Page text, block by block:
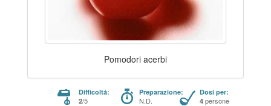
Pomodori acerbi
Difficoltá:
2/5
Preparazione:
N.D.
Dosi per:
4 persone